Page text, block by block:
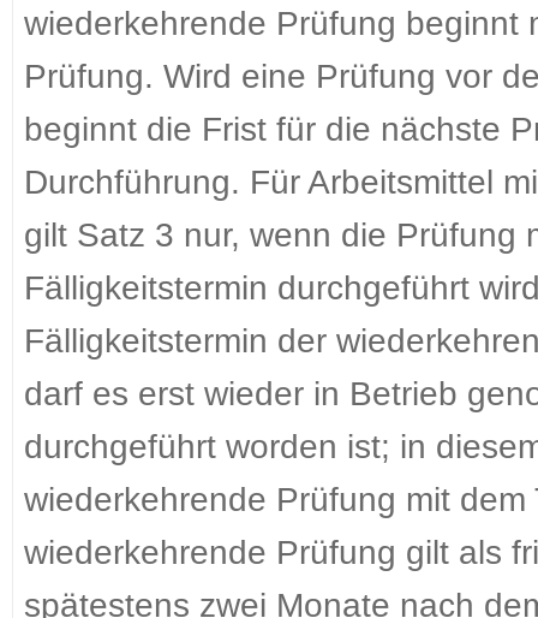
wiederkehrende Prüfung beginnt
Prüfung. Wird eine Prüfung vor
beginnt die Frist für die nächste
Durchführung. Für Arbeitsmittel
gilt Satz 3 nur, wenn die Prüfung
Fälligkeitstermin durchgeführt
Fälligkeitstermin der
darf es erst wieder in Betrieb
durchgeführt worden ist; in
wiederkehrende Prüfung mit
wiederkehrende Prüfung gilt als
spätestens zwei Monate nach